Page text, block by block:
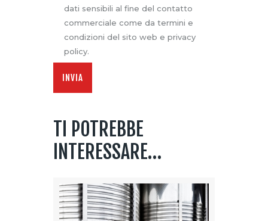
dati sensibili al fine del contatto
commerciale come da termini e
condizioni del sito web e privacy
policy.
TI POTREBBE
INTERESSARE…